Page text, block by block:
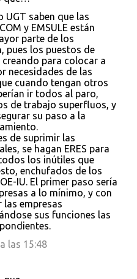
UGT saben que las
y EMSULE están
parte de los
pues los puestos de
para colocar a
necesidades de las
cuando tengan otros
ir todos al paro,
de trabajo superfluos, y
su paso a la
de suprimir las
se hagan ERES para
los inútiles que
enchufados de los
IU. El primer paso sería
a lo mínimo, y con
empresas
sus funciones las
las 15:48